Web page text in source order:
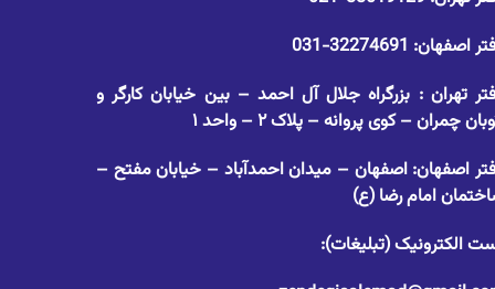
اصفهان: 32274691-031
تهران : بزرگراه جلال آل احمد – بین خیابان کارگر و
چمران – کوی پروانه – پلاک ۲ – واحد ۱
اصفهان: اصفهان – میدان احمدآباد – خیابان مفتح –
امام رضا (ع)
الکترونیک (تبلیغات):